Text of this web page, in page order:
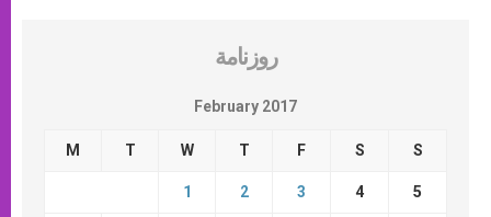
روزنامة
February 2017
M T W T F S S
1 2 3 4 5